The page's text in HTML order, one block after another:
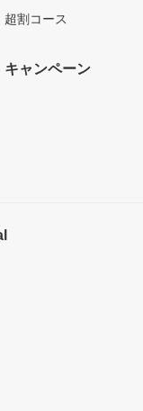
超割コース
キャンペーン